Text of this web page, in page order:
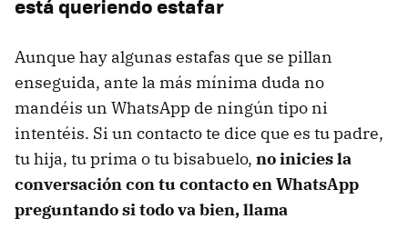
está queriendo estafar
Aunque hay algunas estafas que se pillan
enseguida, ante la más mínima duda no
mandéis un WhatsApp de ningún tipo ni
intentéis. Si un contacto te dice que es tu padre,
tu hija, tu prima o tu bisabuelo, no inicies la
conversación con tu contacto en WhatsApp
preguntando si todo va bien, llama